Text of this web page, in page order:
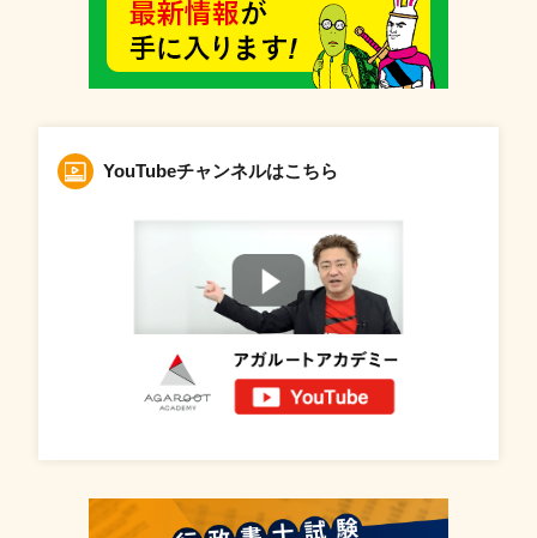
YouTubeチャンネルはこちら